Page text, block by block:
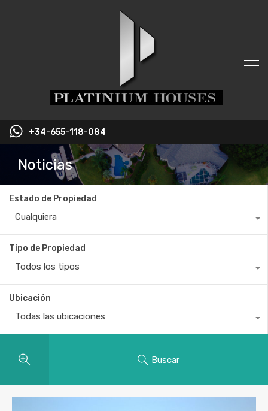
+34-655-118-084
Noticias
Estado de Propiedad
Cualquiera
Tipo de Propiedad
Todos los tipos
Ubicación
Todas las ubicaciones
Buscar